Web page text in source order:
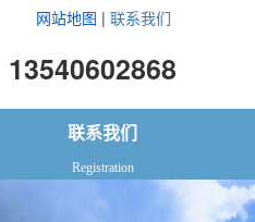
网站地图 | 联系我们
13540602868
联系我们
Registration